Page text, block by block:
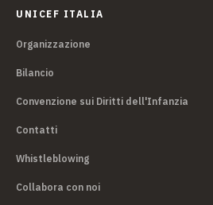
UNICEF ITALIA
Organizzazione
Bilancio
Convenzione sui Diritti dell'Infanzia
Contatti
Whistleblowing
Collabora con noi